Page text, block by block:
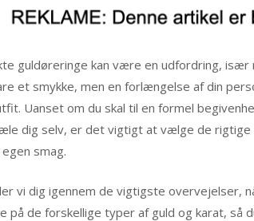
guldøreringe kan være en udfordring, især
et smykke, men en forlængelse af din
Uanset om du skal til en formel
dig selv, er det vigtigt at vælge de rigtige
smag.
vi dig igennem de vigtigste overvejelser,
på de forskellige typer af guld og karat, så